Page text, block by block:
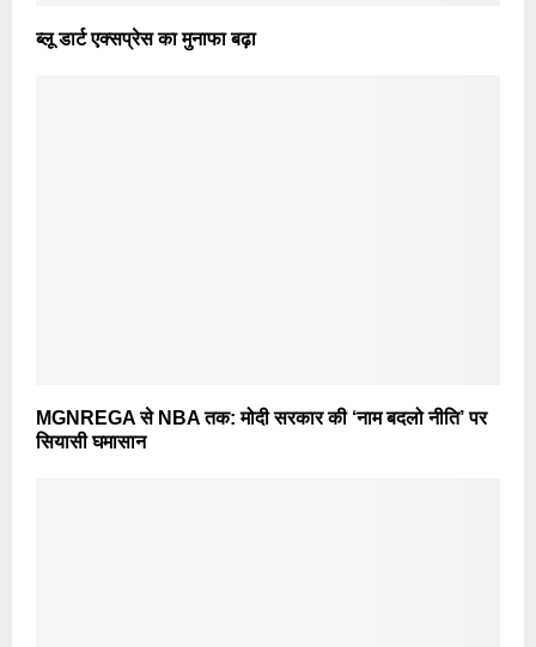
ब्लू डार्ट एक्सप्रेस का मुनाफा बढ़ा
MGNREGA से NBA तक: मोदी सरकार की ‘नाम बदलो नीति’ पर
सियासी घमासान